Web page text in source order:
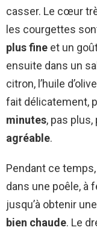
casser. Le cœur
les courgettes
plus fine et un
ensuite dans un
citron, l’huile
fait délicatement,
minutes, pas
agréable.
Pendant ce
dans une poêle, à
jusqu’à obtenir
bien chaude. Le